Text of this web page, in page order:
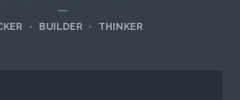
—
· BUILDER · THINKER